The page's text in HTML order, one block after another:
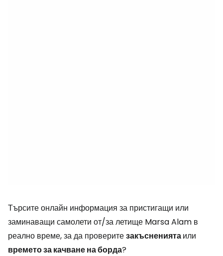
Търсите онлайн информация за пристигащи или
заминаващи самолети от/за летище Marsa Alam в
реално време, за да проверитезакъснениятаили
времето за качване на борда?